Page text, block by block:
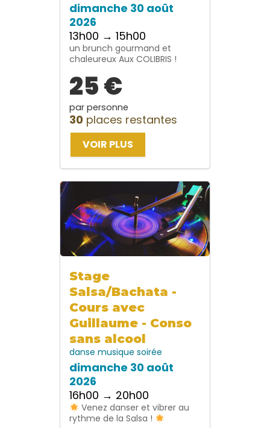
dimanche 30 août
2026
13h00 → 15h00
un brunch gourmand et
chaleureux Aux COLIBRIS !
25 €
par personne
30 places restantes
VOIR PLUS
Stage
Salsa/Bachata -
Cours avec
Guillaume - Conso
sans alcool
danse musique soirée
dimanche 30 août
2026
16h00 → 20h00
Venez danser et vibrer au
rythme de la Salsa !